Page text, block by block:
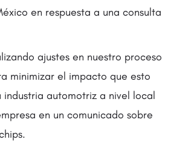
en respuesta a una consulta
ajustes en nuestro proceso
minimizar el impacto que esto
automotriz a nivel local
en un comunicado sobre